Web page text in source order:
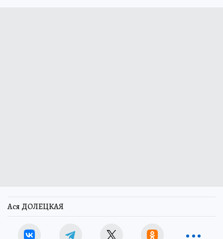
Ася ДОЛЕЦКАЯ